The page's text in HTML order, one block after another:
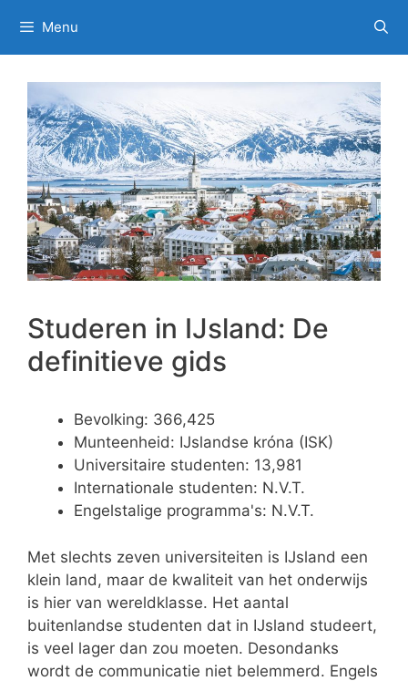
naar
de
inhoud
Menu
Studeren in IJsland: De
definitieve gids
Bevolking: 366,425
Munteenheid: IJslandse króna (ISK)
Universitaire studenten: 13,981
Internationale studenten: N.V.T.
Engelstalige programma's: N.V.T.
Met slechts zeven universiteiten is IJsland een
klein land, maar de kwaliteit van het onderwijs
is hier van wereldklasse. Het aantal
buitenlandse studenten dat in IJsland studeert,
is veel lager dan zou moeten. Desondanks
wordt de communicatie niet belemmerd. Engels